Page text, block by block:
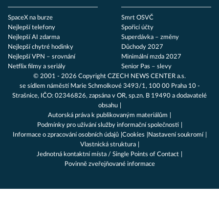
SpaceX na burze
Nejlepší telefony
Nejlepší AI zdarma
Nejlepší chytré hodinky
Nejlepší VPN – srovnání
Netflix filmy a seriály
Smrt OSVČ
Spořicí účty
Superdávka – změny
Důchody 2027
Minimální mzda 2027
Senior Pas – slevy
© 2001 - 2026 Copyright CZECH NEWS CENTER a.s.
se sídlem náměstí Marie Schmolkové 3493/1, 100 00 Praha 10 -
Strašnice, IČO: 02346826, zapsána v OR, sp.zn. B 19490 a dodavatelé
obsahu
Autorská práva k publikovaným materiálům
Podmínky pro užívání služby informační společnosti
Informace o zpracování osobních údajů Cookies
Nastavení soukromí
Vlastnická struktura
Jednotná kontaktní místa / Single Points of Contact
Povinně zveřejňované informace